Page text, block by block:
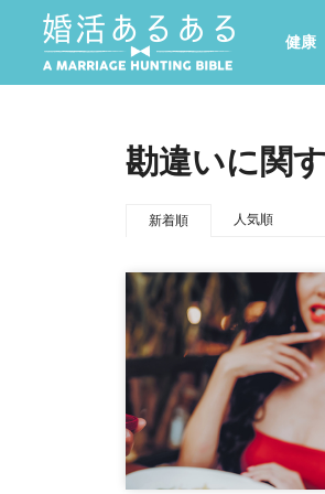
健康
心の処方箋 カルチャー・ト
勘違いに関
新着順 人気順